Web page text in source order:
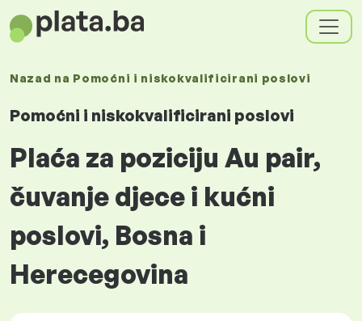
Nazad na Pomoćni i niskokvalificirani poslovi
Pomoćni i niskokvalificirani poslovi
Plaća za poziciju Au pair,
čuvanje djece i kućni
poslovi, Bosna i
Herecegovina